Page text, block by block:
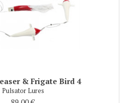
& Frigate Bird 4
Pulsator Lures